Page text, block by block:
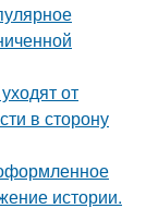
от
в сторону
истории.